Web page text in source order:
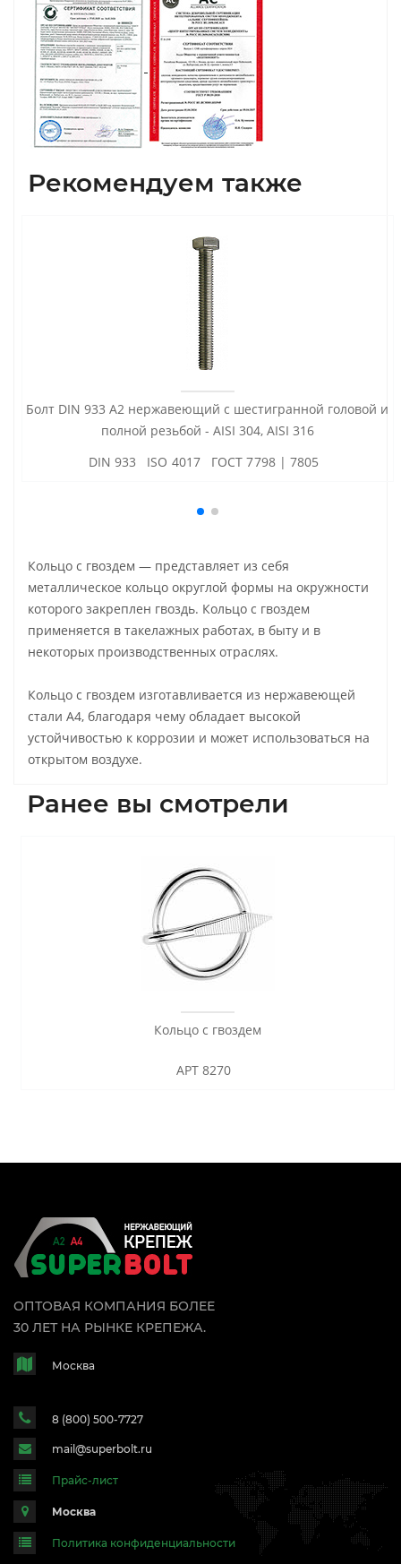
Рекомендуем также
Болт DIN 933 А2 нержавеющий с шестигранной головой и
полной резьбой - AISI 304, AISI 316
DIN 933 ISO 4017 ГОСТ 7798 | 7805
Кольцо с гвоздем — представляет из себя
металлическое кольцо округлой формы на окружности
которого закреплен гвоздь. Кольцо с гвоздем
применяется в такелажных работах, в быту и в
некоторых производственных отраслях.
Кольцо с гвоздем изготавливается из нержавеющей
стали А4, благодаря чему обладает высокой
устойчивостью к коррозии и может использоваться на
открытом воздухе.
Ранее вы смотрели
Кольцо с гвоздем
АРТ 8270
ОПТОВАЯ КОМПАНИЯ БОЛЕЕ
30 ЛЕТ НА РЫНКЕ КРЕПЕЖА.
Москва
8 (800) 500-7727
mail@superbolt.ru
Прайс-лист
Москва
Политика конфиденциальности